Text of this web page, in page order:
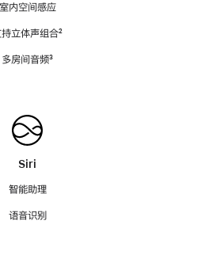
室内空间感应
持立体声组合脚
²
多房间音频脚
³
Siri
智能助理
语音识别